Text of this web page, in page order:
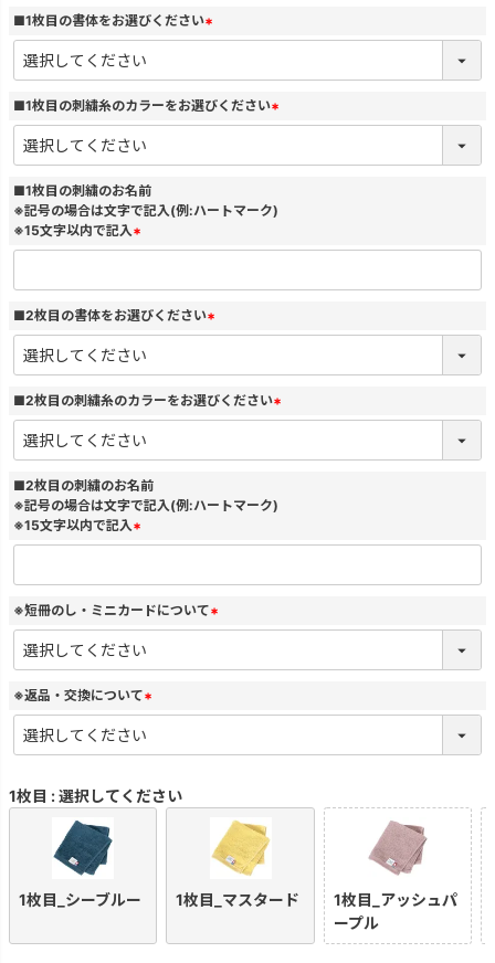
■1枚目の書体をお選びください
(
須
)
■1枚目の刺繍糸のカラーをお選びください
(
須
■1枚目の刺繍のお名前
※記号の場合は文字で記入(例:ハートマーク)
※15文字以内で記入
(
須
)
■2枚目の書体をお選びください
(
須
)
■2枚目の刺繍糸のカラーをお選びください
(
須
■2枚目の刺繍のお名前
※記号の場合は文字で記入(例:ハートマーク)
※15文字以内で記入
(
須
)
※短冊のし・ミニカードについて
(
須
※返品・交換について
(
必
須
1枚目 選択してください
1枚目_シーブルー 1枚目_マスタード
1枚目_アッシュパ
ープル